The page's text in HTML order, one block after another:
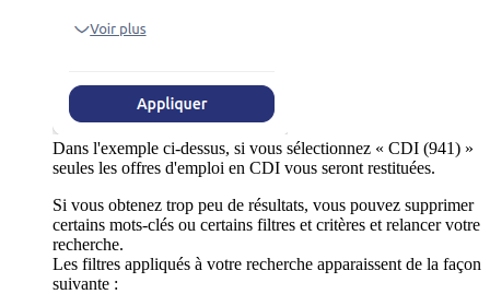
Dans l'exemple ci-dessus, si vous sélectionnez « CDI (941) »
seules les offres d'emploi en CDI vous seront restituées.
Si vous obtenez trop peu de résultats, vous pouvez supprimer
certains mots-clés ou certains filtres et critères et relancer votre
recherche.
Les filtres appliqués à votre recherche apparaissent de la façon
suivante :